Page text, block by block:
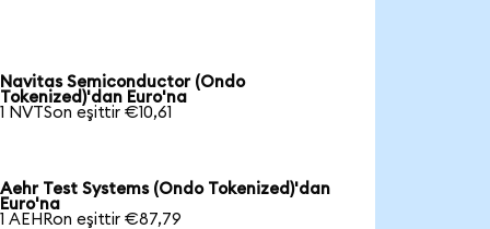
Navitas Semiconductor (Ondo
Tokenized)'dan Euro'na
1 NVTSon eşittir €10,61
Aehr Test Systems (Ondo Tokenized)'dan
Euro'na
1 AEHRon eşittir €87,79